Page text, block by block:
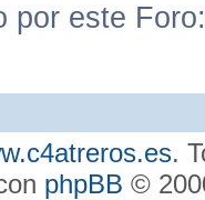
por este
.
phpBB ©